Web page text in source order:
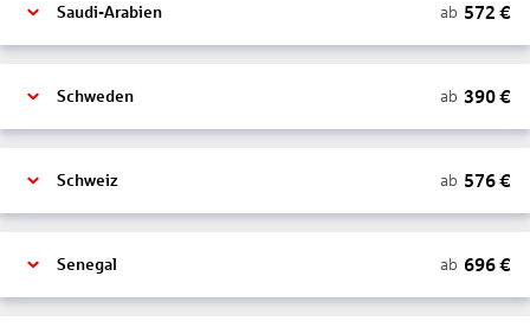
Saudi-Arabien ab 572 €
Schweden ab 390€
Schweiz ab 576€
Senegal ab 696€